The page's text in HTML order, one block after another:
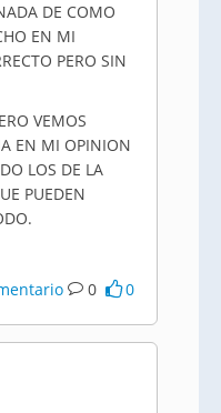
DE COMO
EN MI
PERO SIN
VEMOS
EN MI OPINION
LOS DE LA
PUEDEN
0 0